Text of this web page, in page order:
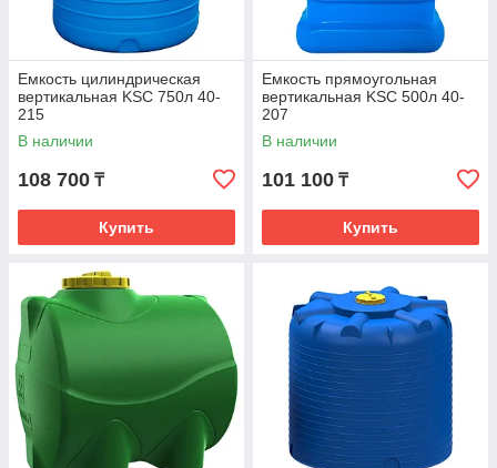
Емкость цилиндрическая
вертикальная KSC 750л 40-
215
В наличии
108 700 ₸
Купить
Емкость прямоугольная
вертикальная KSC 500л 40-
207
В наличии
101 100 ₸
Купить